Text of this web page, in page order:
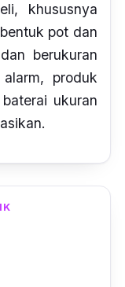
khususnya
pot dan
berukuran
alarm, produk
ukuran